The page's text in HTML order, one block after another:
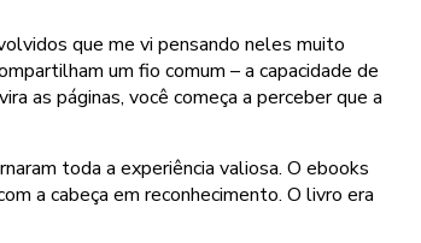
que me vi pensando neles muito
um fio comum – a capacidade de
as páginas, você começa a perceber que a
toda a experiência valiosa. O ebooks
a cabeça em reconhecimento. O livro era